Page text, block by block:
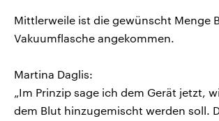
Mittlerweile ist die gewünscht Menge
Vakuumflasche angekommen.
Martina Daglis:
„Im Prinzip sage ich dem Gerät jetzt,
dem Blut hinzugemischt werden soll.